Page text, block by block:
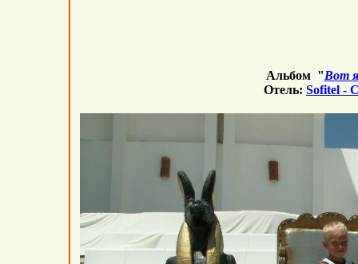
Альбом "Вот
Отель: Sofitel -